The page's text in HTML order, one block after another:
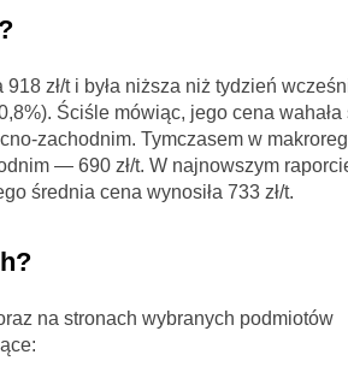
zł/t i była niższa niż tydzień
Ściśle mówiąc, jego cena
zachodnim. Tymczasem w
— 690 zł/t. W najnowszym
średnia cena wynosiła 733 zł/t.
na stronach wybranych podmiotów